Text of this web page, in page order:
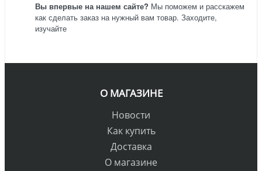
Вы впервые на нашем сайте? Мы поможем и расскажем
как сделать заказ на нужный вам товар. Заходите,
изучайте
О МАГАЗИНЕ
Новости
Как купить
Доставка
О магазине